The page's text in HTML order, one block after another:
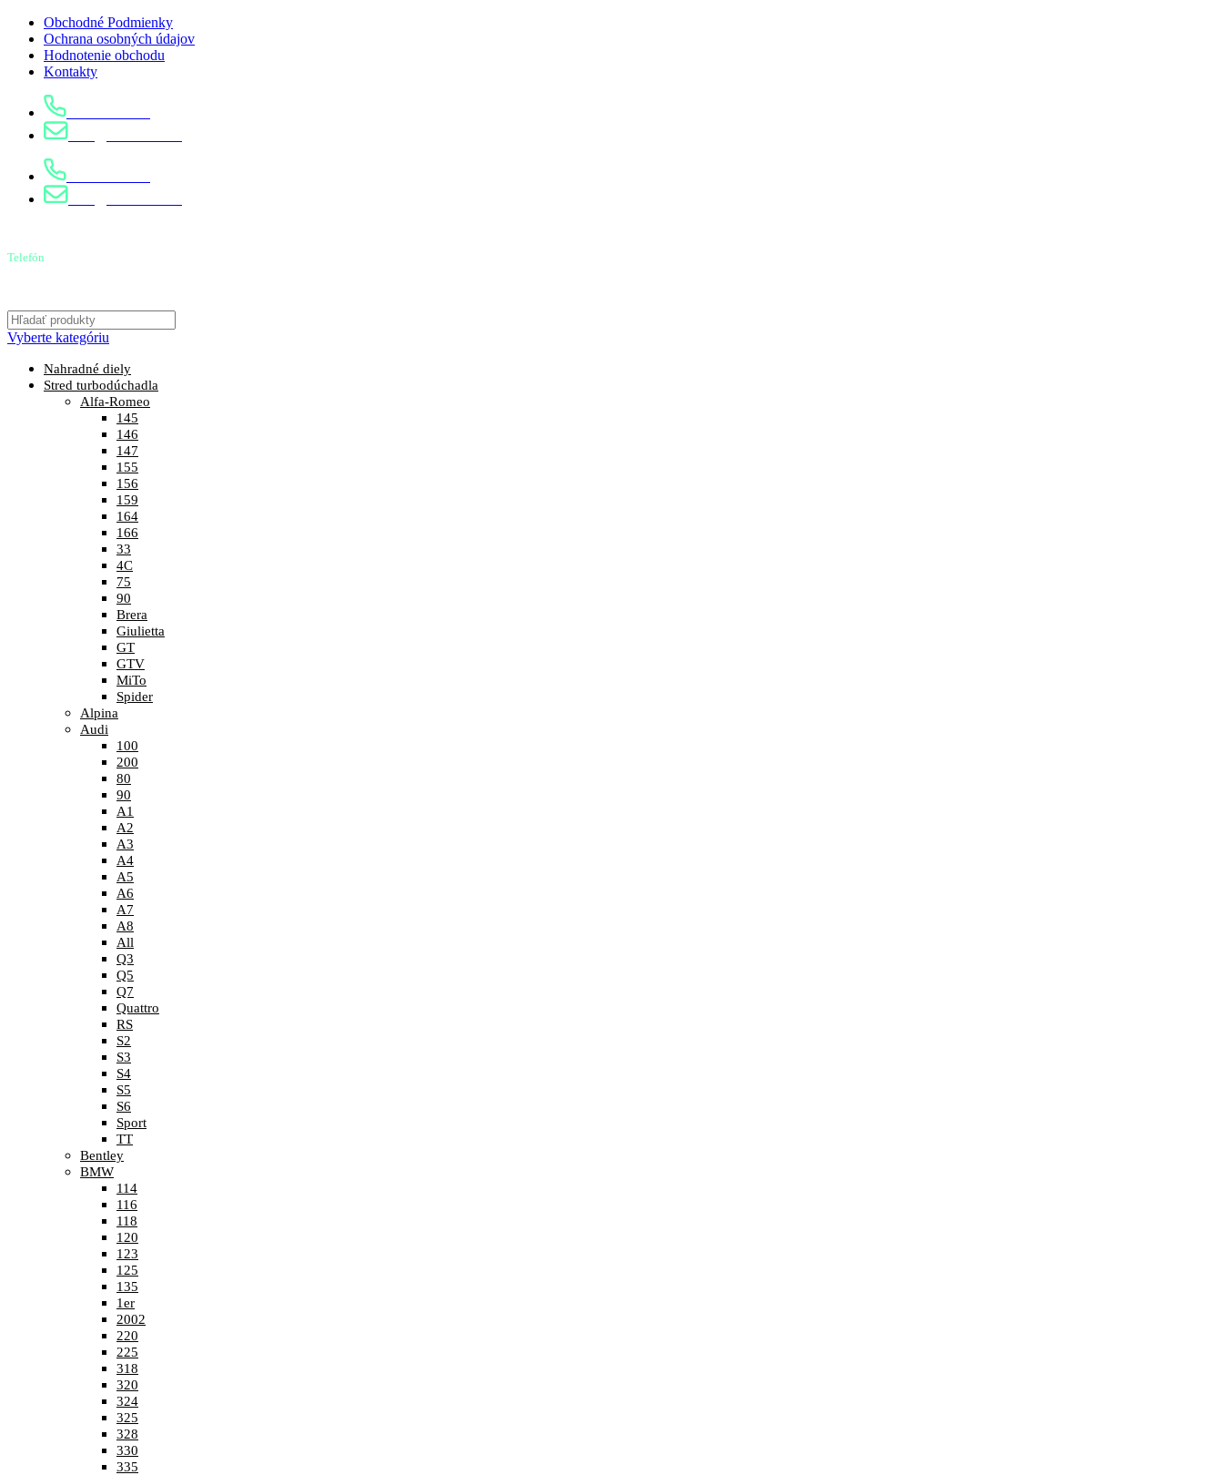
Obchodné Podmienky
Ochrana osobných údajov
Hodnotenie obchodu
Kontakty
Telefón
Vyberte kategóriu
Nahradné diely
Stred turbodúchadla
Alfa-Romeo
145
146
147
155
156
159
164
166
33
4C
75
90
Brera
Giulietta
GT
GTV
MiTo
Spider
Alpina
Audi
100
200
80
90
A1
A2
A3
A4
A5
A6
A7
A8
All
Q3
Q5
Q7
Quattro
RS
S2
S3
S4
S5
S6
Sport
TT
Bentley
BMW
114
116
118
120
123
125
135
1er
2002
220
225
318
320
324
325
328
330
335